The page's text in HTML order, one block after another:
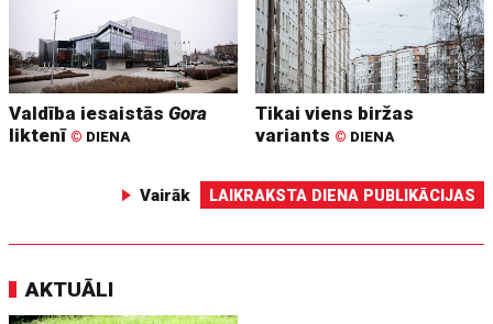
Valdība iesaistāsGora
liktenī © DIENA
Tikai viens biržas
variants © DIENA
Vairāk LAIKRAKSTA DIENA PUBLIKĀCIJAS
AKTUĀLI